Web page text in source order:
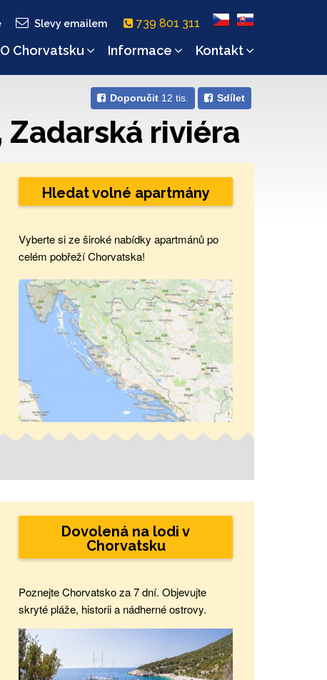
Slevy emailem 739 801 311
O Chorvatsku Informace Kontakt
Doporučit 12 tis. Sdílet
Zadarská riviéra
Hledat volné apartmány
Vyberte si ze široké nabídky apartmánů po
celém pobřeží Chorvatska!
Dovolená na lodi v
Chorvatsku
Poznejte Chorvatsko za 7 dní. Objevujte
skryté pláže, historii a nádherné ostrovy.